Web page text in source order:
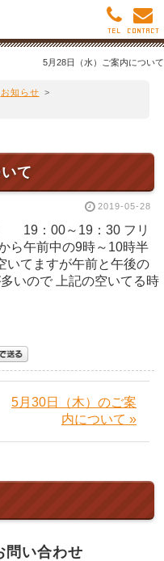
5月28日（水）ご案内について
お知らせ >
て
2019-05-28
19：00～19：30 フリ
ら午前中の9時～10時半
いてますが午前と午後の
いので 上記の空いてる時
5月30日（木）のご案
内について »
問い合わせ
CONTACT
TEL